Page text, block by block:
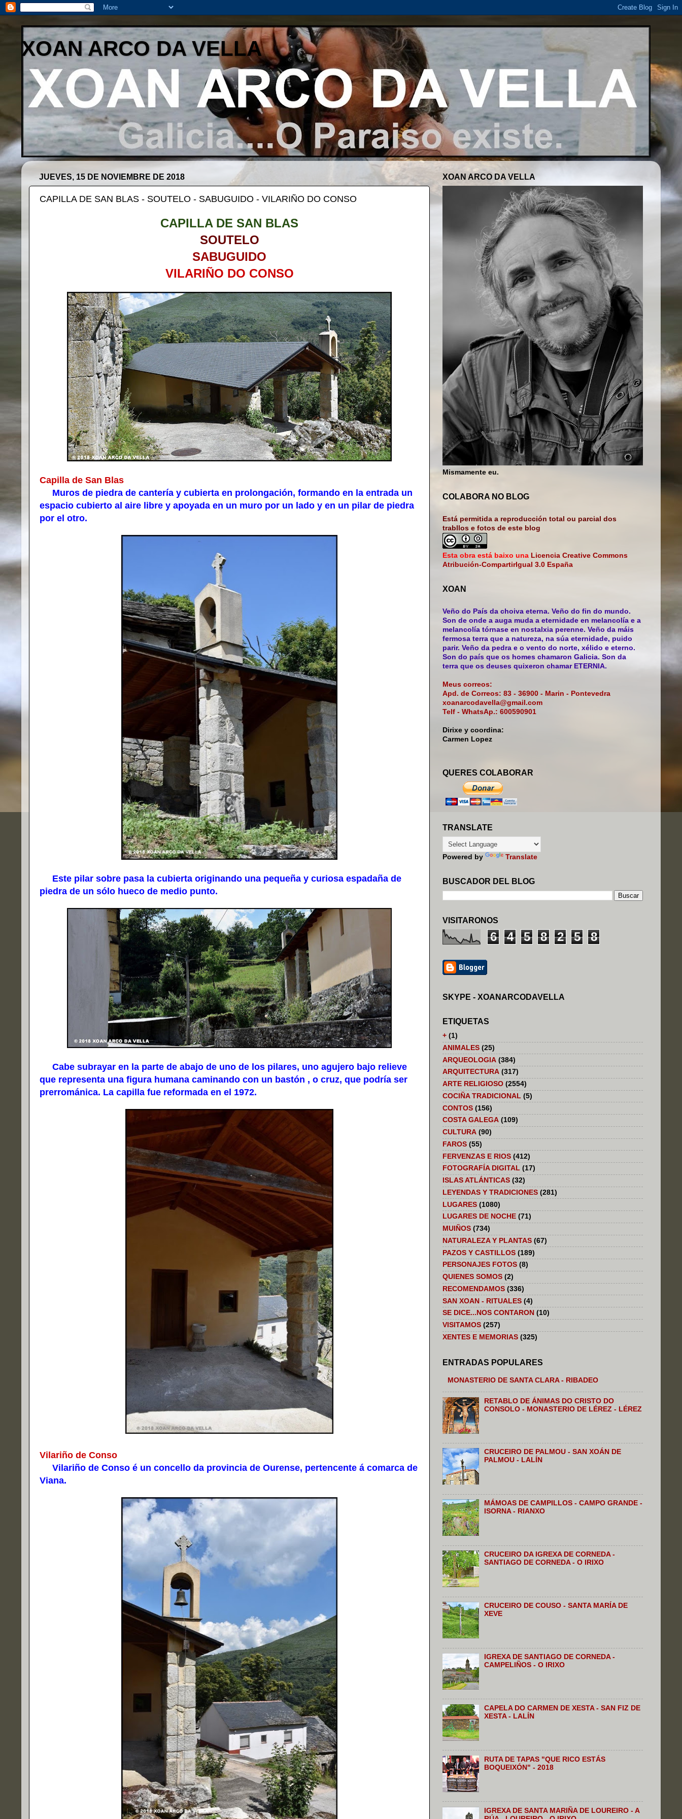
XOAN ARCO DA VELLA
JUEVES, 15 DE NOVIEMBRE DE 2018
CAPILLA DE SAN BLAS - SOUTELO - SABUGUIDO - VILARIÑO DO CONSO
CAPILLA DE SAN BLAS
SOUTELO
SABUGUIDO
VILARIÑO DO CONSO
Capilla de San Blas
Muros de piedra de cantería y cubierta en prolongación, formando en la entrada un
espacio cubierto al aire libre y apoyada en un muro por un lado y en un pilar de piedra
por el otro.
Este pilar sobre pasa la cubierta originando una pequeña y curiosa espadaña de
piedra de un sólo hueco de medio punto.
Cabe subrayar en la parte de abajo de uno de los pilares, uno agujero bajo relieve
que representa una figura humana caminando con un bastón , o cruz, que podría ser
prerrománica. La capilla fue reformada en el 1972.
Vilariño de Conso
Vilariño de Conso é un concello da provincia de Ourense, pertencente á comarca de
Viana.
XOAN ARCO DA VELLA
Mismamente eu.
COLABORA NO BLOG
Está permitida a reproducción total ou parcial dos
trabllos e fotos de este blog
Esta obra está baixo una Licencia Creative Commons
Atribución-CompartirIgual 3.0 España
XOAN
Veño do País da choiva eterna. Veño do fin do mundo.
Son de onde a auga muda a eternidade en melancolía e a
melancolía tórnase en nostalxia perenne. Veño da máis
fermosa terra que a natureza, na súa eternidade, puido
parir. Veño da pedra e o vento do norte, xélido e eterno.
Son do país que os homes chamaron Galicia. Son da
terra que os deuses quixeron chamar ETERNIA.
Meus correos:
Apd. de Correos: 83 - 36900 - Marin - Pontevedra
xoanarcodavella@gmail.com
Telf - WhatsAp.: 600590901
Dirixe y coordina:
Carmen Lopez
QUERES COLABORAR
TRANSLATE
Powered by Translate
BUSCADOR DEL BLOG
VISITARONOS
6 4 5 8 2 5 8
SKYPE - XOANARCODAVELLA
ETIQUETAS
+ (1)
ANIMALES (25)
ARQUEOLOGIA (384)
ARQUITECTURA (317)
ARTE RELIGIOSO (2554)
COCIÑA TRADICIONAL (5)
CONTOS (156)
COSTA GALEGA (109)
CULTURA (90)
FAROS (55)
FERVENZAS E RIOS (412)
FOTOGRAFÍA DIGITAL (17)
ISLAS ATLÁNTICAS (32)
LEYENDAS Y TRADICIONES (281)
LUGARES (1080)
LUGARES DE NOCHE (71)
MUIÑOS (734)
NATURALEZA Y PLANTAS (67)
PAZOS Y CASTILLOS (189)
PERSONAJES FOTOS (8)
QUIENES SOMOS (2)
RECOMENDAMOS (336)
SAN XOAN - RITUALES (4)
SE DICE...NOS CONTARON (10)
VISITAMOS (257)
XENTES E MEMORIAS (325)
ENTRADAS POPULARES
MONASTERIO DE SANTA CLARA - RIBADEO
RETABLO DE ÁNIMAS DO CRISTO DO
CONSOLO - MONASTERIO DE LÉREZ - LÉREZ
CRUCEIRO DE PALMOU - SAN XOÁN DE
PALMOU - LALÍN
MÁMOAS DE CAMPILLOS - CAMPO GRANDE -
ISORNA - RIANXO
CRUCEIRO DA IGREXA DE CORNEDA -
SANTIAGO DE CORNEDA - O IRIXO
CRUCEIRO DE COUSO - SANTA MARÍA DE
XEVE
IGREXA DE SANTIAGO DE CORNEDA -
CAMPELIÑOS - O IRIXO
CAPELA DO CARMEN DE XESTA - SAN FIZ DE
XESTA - LALÍN
RUTA DE TAPAS "QUE RICO ESTÁS
BOQUEIXÓN" - 2018
IGREXA DE SANTA MARIÑA DE LOUREIRO - A